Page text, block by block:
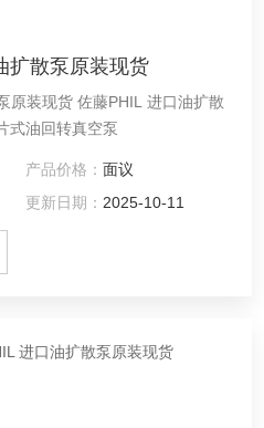
扩散泵原装现货
原装现货 佐藤PHIL 进口油扩散
旋片式油回转真空泵
产品价格： 面议
更新日期： 2025-10-11